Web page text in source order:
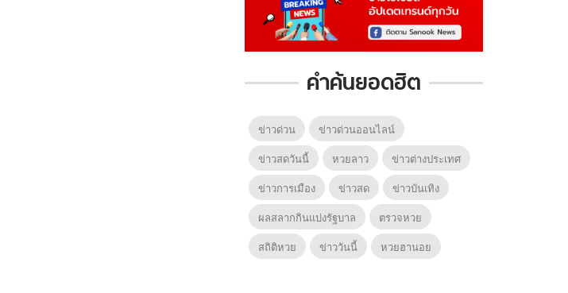
คำค้นยอดฮิต
ข่าวด่วน
ข่าวด่วนออนไลน์
ข่าวสดวันนี้
หวยลาว
ข่าวต่างประเทศ
ข่าวการเมือง
ข่าวสด
ข่าวบันเทิง
ผลสลากกินแบ่งรัฐบาล
ตรวจหวย
สถิติหวย
ข่าววันนี้ หวยฮานอย